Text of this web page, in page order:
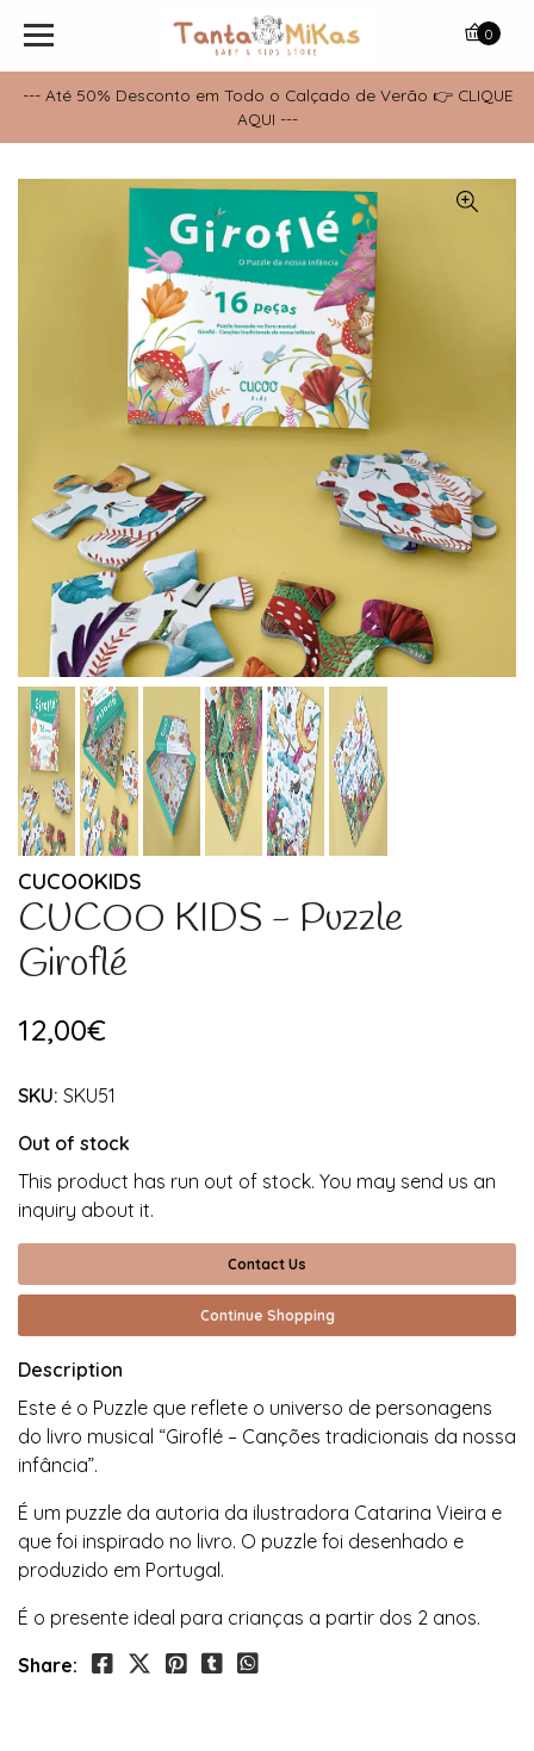
--- Até 50% Desconto em Todo o Calçado de Verão 👉 CLIQUE
AQUI ---
0
CUCOOKIDS
CUCOO KIDS - Puzzle
Giroflé
12,00€
SKU: SKU51
Out of stock
This product has run out of stock. You may send us an
inquiry about it.
Contact Us
Continue Shopping
Description
Este é o Puzzle que reflete o universo de personagens
do livro musical “Giroflé – Canções tradicionais da nossa
infância”.
É um puzzle da autoria da ilustradora Catarina Vieira e
que foi inspirado no livro. O puzzle foi desenhado e
produzido em Portugal.
É o presente ideal para crianças a partir dos 2 anos.
Share: